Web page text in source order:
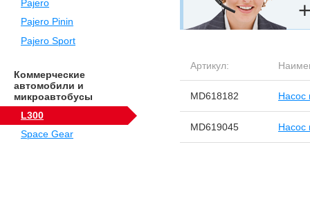
Pajero
Pajero Pinin
Pajero Sport
Коммерческие
автомобили и
микроавтобусы
L300
Space Gear
Артикул:
MD618182 Насос
MD619045 Насос